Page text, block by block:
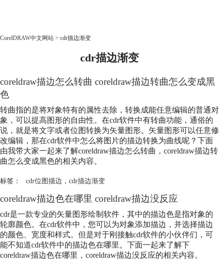
教程
下载
购买
CorelDRAW中文网站 > cdr描边渐变
cdr描边渐变
coreldraw描边怎么转曲 coreldraw描边转曲怎么变成黑
色
转曲指的是将对象特有的属性去除，转换成能任意编辑的普通对
象，可以提高图形的自由性。在cdr软件中有转曲功能，通俗的
说，就是将文字或者位图转换为矢量图形。矢量图形可以任意修
改编辑，那在cdr软件中怎么将图片的描边转换为曲线呢？下面
由我带大家一起来了解coreldraw描边怎么转曲，coreldraw描边转
曲怎么变成黑色的相关内容。
标签： cdr位图描边 ， cdr描边渐变
coreldraw描边色在哪里 coreldraw描边没反应
cdr是一款专业的矢量图形绘制软件，其中的描边色是指对象的
轮廓颜色。在cdr软件中，您可以为对象添加描边，并选择描边
的颜色、宽度和样式。但是对于刚接触cdr软件的小伙伴们，可
能不知道cdr软件中的描边色在哪里。下面一起来了解下
coreldraw描边色在哪里，coreldraw描边没反应的相关内容。